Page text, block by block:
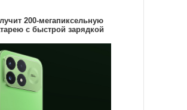
200-мегапиксельную
с быстрой зарядкой